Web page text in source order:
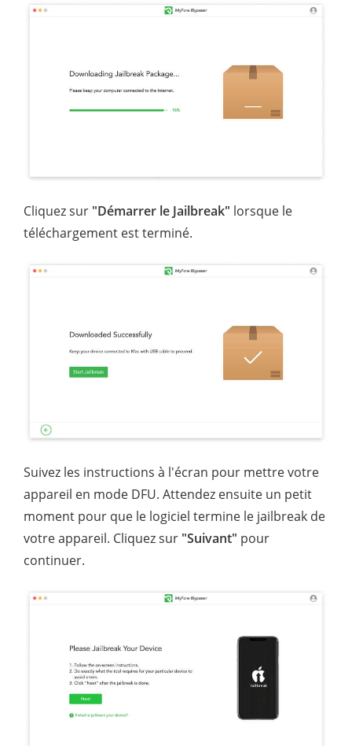
Cliquez sur "Démarrer le Jailbreak" lorsque le
téléchargement est terminé.
Suivez les instructions à l'écran pour mettre votre
appareil en mode DFU. Attendez ensuite un petit
moment pour que le logiciel termine le jailbreak de
votre appareil. Cliquez sur "Suivant" pour
continuer.